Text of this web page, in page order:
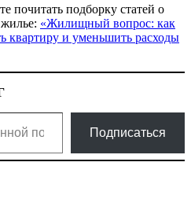
почитать подборку статей о
«Жилищный вопрос: как
квартиру и уменьшить расходы
Подписаться